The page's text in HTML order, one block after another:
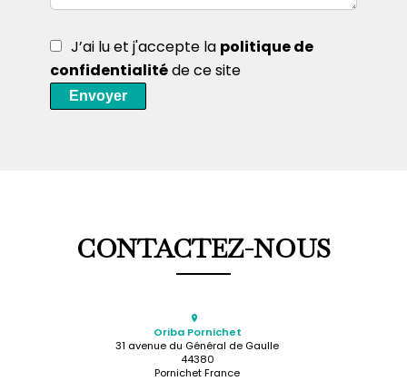
J’ai lu et j'accepte la politique de
confidentialitéde ce site
Envoyer
CONTACTEZ-NOUS
Oriba Pornichet
31 avenue du Général de Gaulle
44380
Pornichet France